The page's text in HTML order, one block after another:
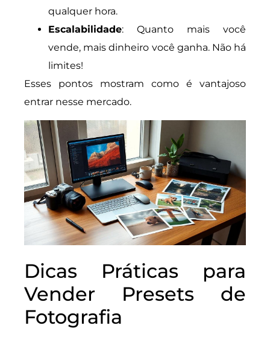
qualquer hora.
Escalabilidade: Quanto mais você
vende, mais dinheiro você ganha. Não há
limites!
Esses pontos mostram como é vantajoso
entrar nesse mercado.
Dicas Práticas para
Vender Presets de
Fotografia